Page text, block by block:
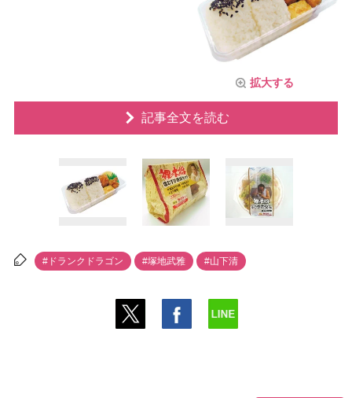
拡大する
記事全文を読む
#ドランクドラゴン #塚地武雅 #山下清